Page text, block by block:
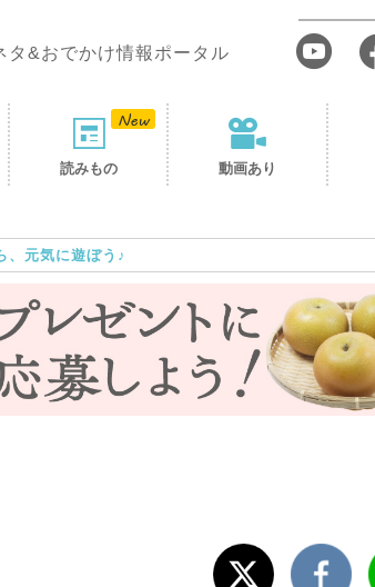
タ&おでかけ情報ポータル
読みもの 動画あり
、元気に遊ぼう♪